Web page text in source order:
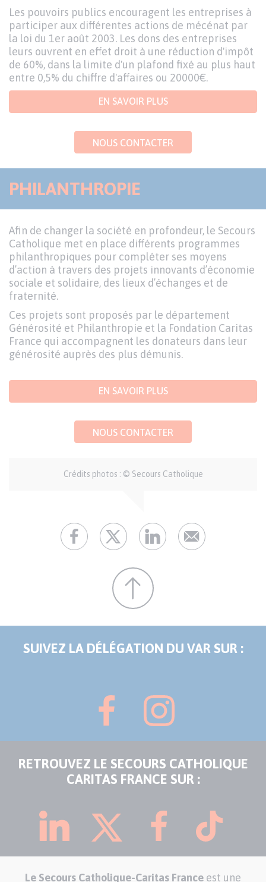
Les pouvoirs publics encouragent les entreprises à
participer aux différentes actions de mécénat par
la loi du 1er août 2003. Les dons des entreprises
leurs ouvrent en effet droit à une réduction d'impôt
de 60%, dans la limite d'un plafond fixé au plus haut
entre 0,5% du chiffre d'affaires ou 20000€.
EN SAVOIR PLUS
NOUS CONTACTER
PHILANTHROPIE
Afin de changer la société en profondeur, le Secours
Catholique met en place différents programmes
philanthropiques pour compléter ses moyens
d’action à travers des projets innovants d’économie
sociale et solidaire, des lieux d’échanges et de
fraternité.
Ces projets sont proposés par le département
Générosité et Philanthropie et la Fondation Caritas
France qui accompagnent les donateurs dans leur
générosité auprès des plus démunis.
EN SAVOIR PLUS
NOUS CONTACTER
Crédits photos : © Secours Catholique
SUIVEZ LA DÉLÉGATION DU VAR SUR :
RETROUVEZ LE SECOURS CATHOLIQUE
CARITAS FRANCE SUR :
Le Secours Catholique-Caritas France est une